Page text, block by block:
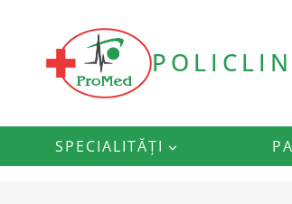
content
SPECIALITĂȚI